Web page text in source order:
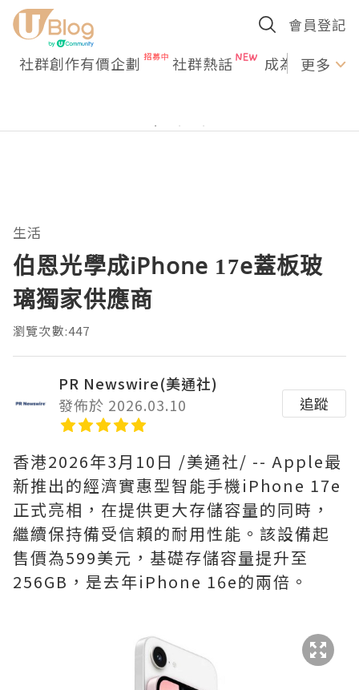
會員登記
社群創作有價企劃 社群熱話 成為U更多
生活
伯恩光學成iPhone 17e蓋板玻
璃獨家供應商
瀏覽次數:447
PR Newswire(美通社)
發佈於 2026.03.10
追蹤
香港2026年3月10日 /美通社/ -- Apple最
新推出的經濟實惠型智能手機iPhone 17e
正式亮相，在提供更大存儲容量的同時，
繼續保持備受信賴的耐用性能。該設備起
售價為599美元，基礎存儲容量提升至
256GB，是去年iPhone 16e的兩倍。